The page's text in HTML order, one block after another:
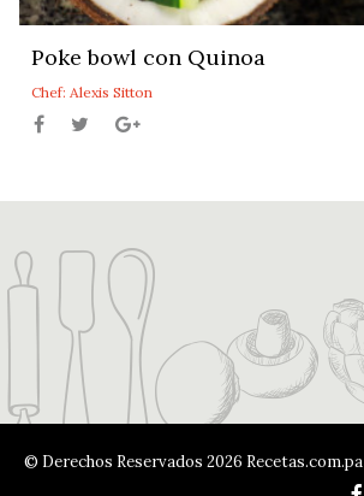
Poke bowl con Quinoa
Chef: Alexis Sitton
© Derechos Reservados 2026 Recetas.com.pa